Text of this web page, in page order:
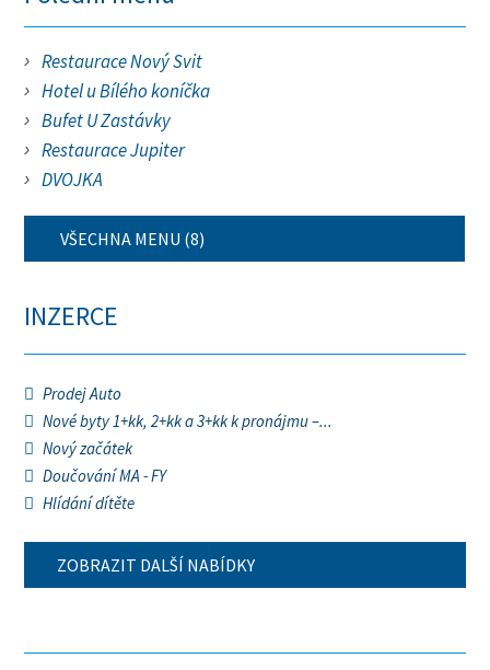
Restaurace Nový Svit
Hotel u Bílého koníčka
Bufet U Zastávky
Restaurace Jupiter
DVOJKA
VŠECHNA MENU (8)
INZERCE
Prodej Auto
Nové byty 1+kk, 2+kk a 3+kk k pronájmu –...
Nový začátek
Doučování MA - FY
Hlídání dítěte
ZOBRAZIT DALŠÍ NABÍDKY